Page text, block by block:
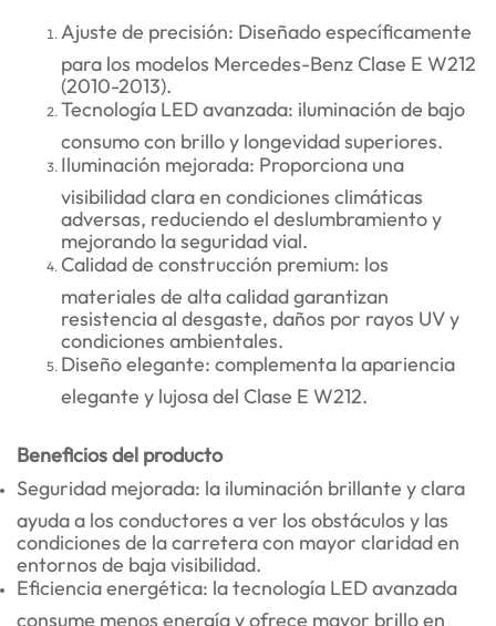
Ajuste de precisión: Diseñado específicamente
para los modelos Mercedes-Benz Clase E W212
(2010-2013).
Tecnología LED avanzada: iluminación de bajo
consumo con brillo y longevidad superiores.
Iluminación mejorada: Proporciona una
visibilidad clara en condiciones climáticas
adversas, reduciendo el deslumbramiento y
mejorando la seguridad vial.
Calidad de construcción premium: los
materiales de alta calidad garantizan
resistencia al desgaste, daños por rayos UV y
condiciones ambientales.
Diseño elegante: complementa la apariencia
elegante y lujosa del Clase E W212.
Beneficios del producto
Seguridad mejorada: la iluminación brillante y clara
ayuda a los conductores a ver los obstáculos y las
condiciones de la carretera con mayor claridad en
entornos de baja visibilidad.
Eficiencia energética: la tecnología LED avanzada
consume menos energía y ofrece mayor brillo en